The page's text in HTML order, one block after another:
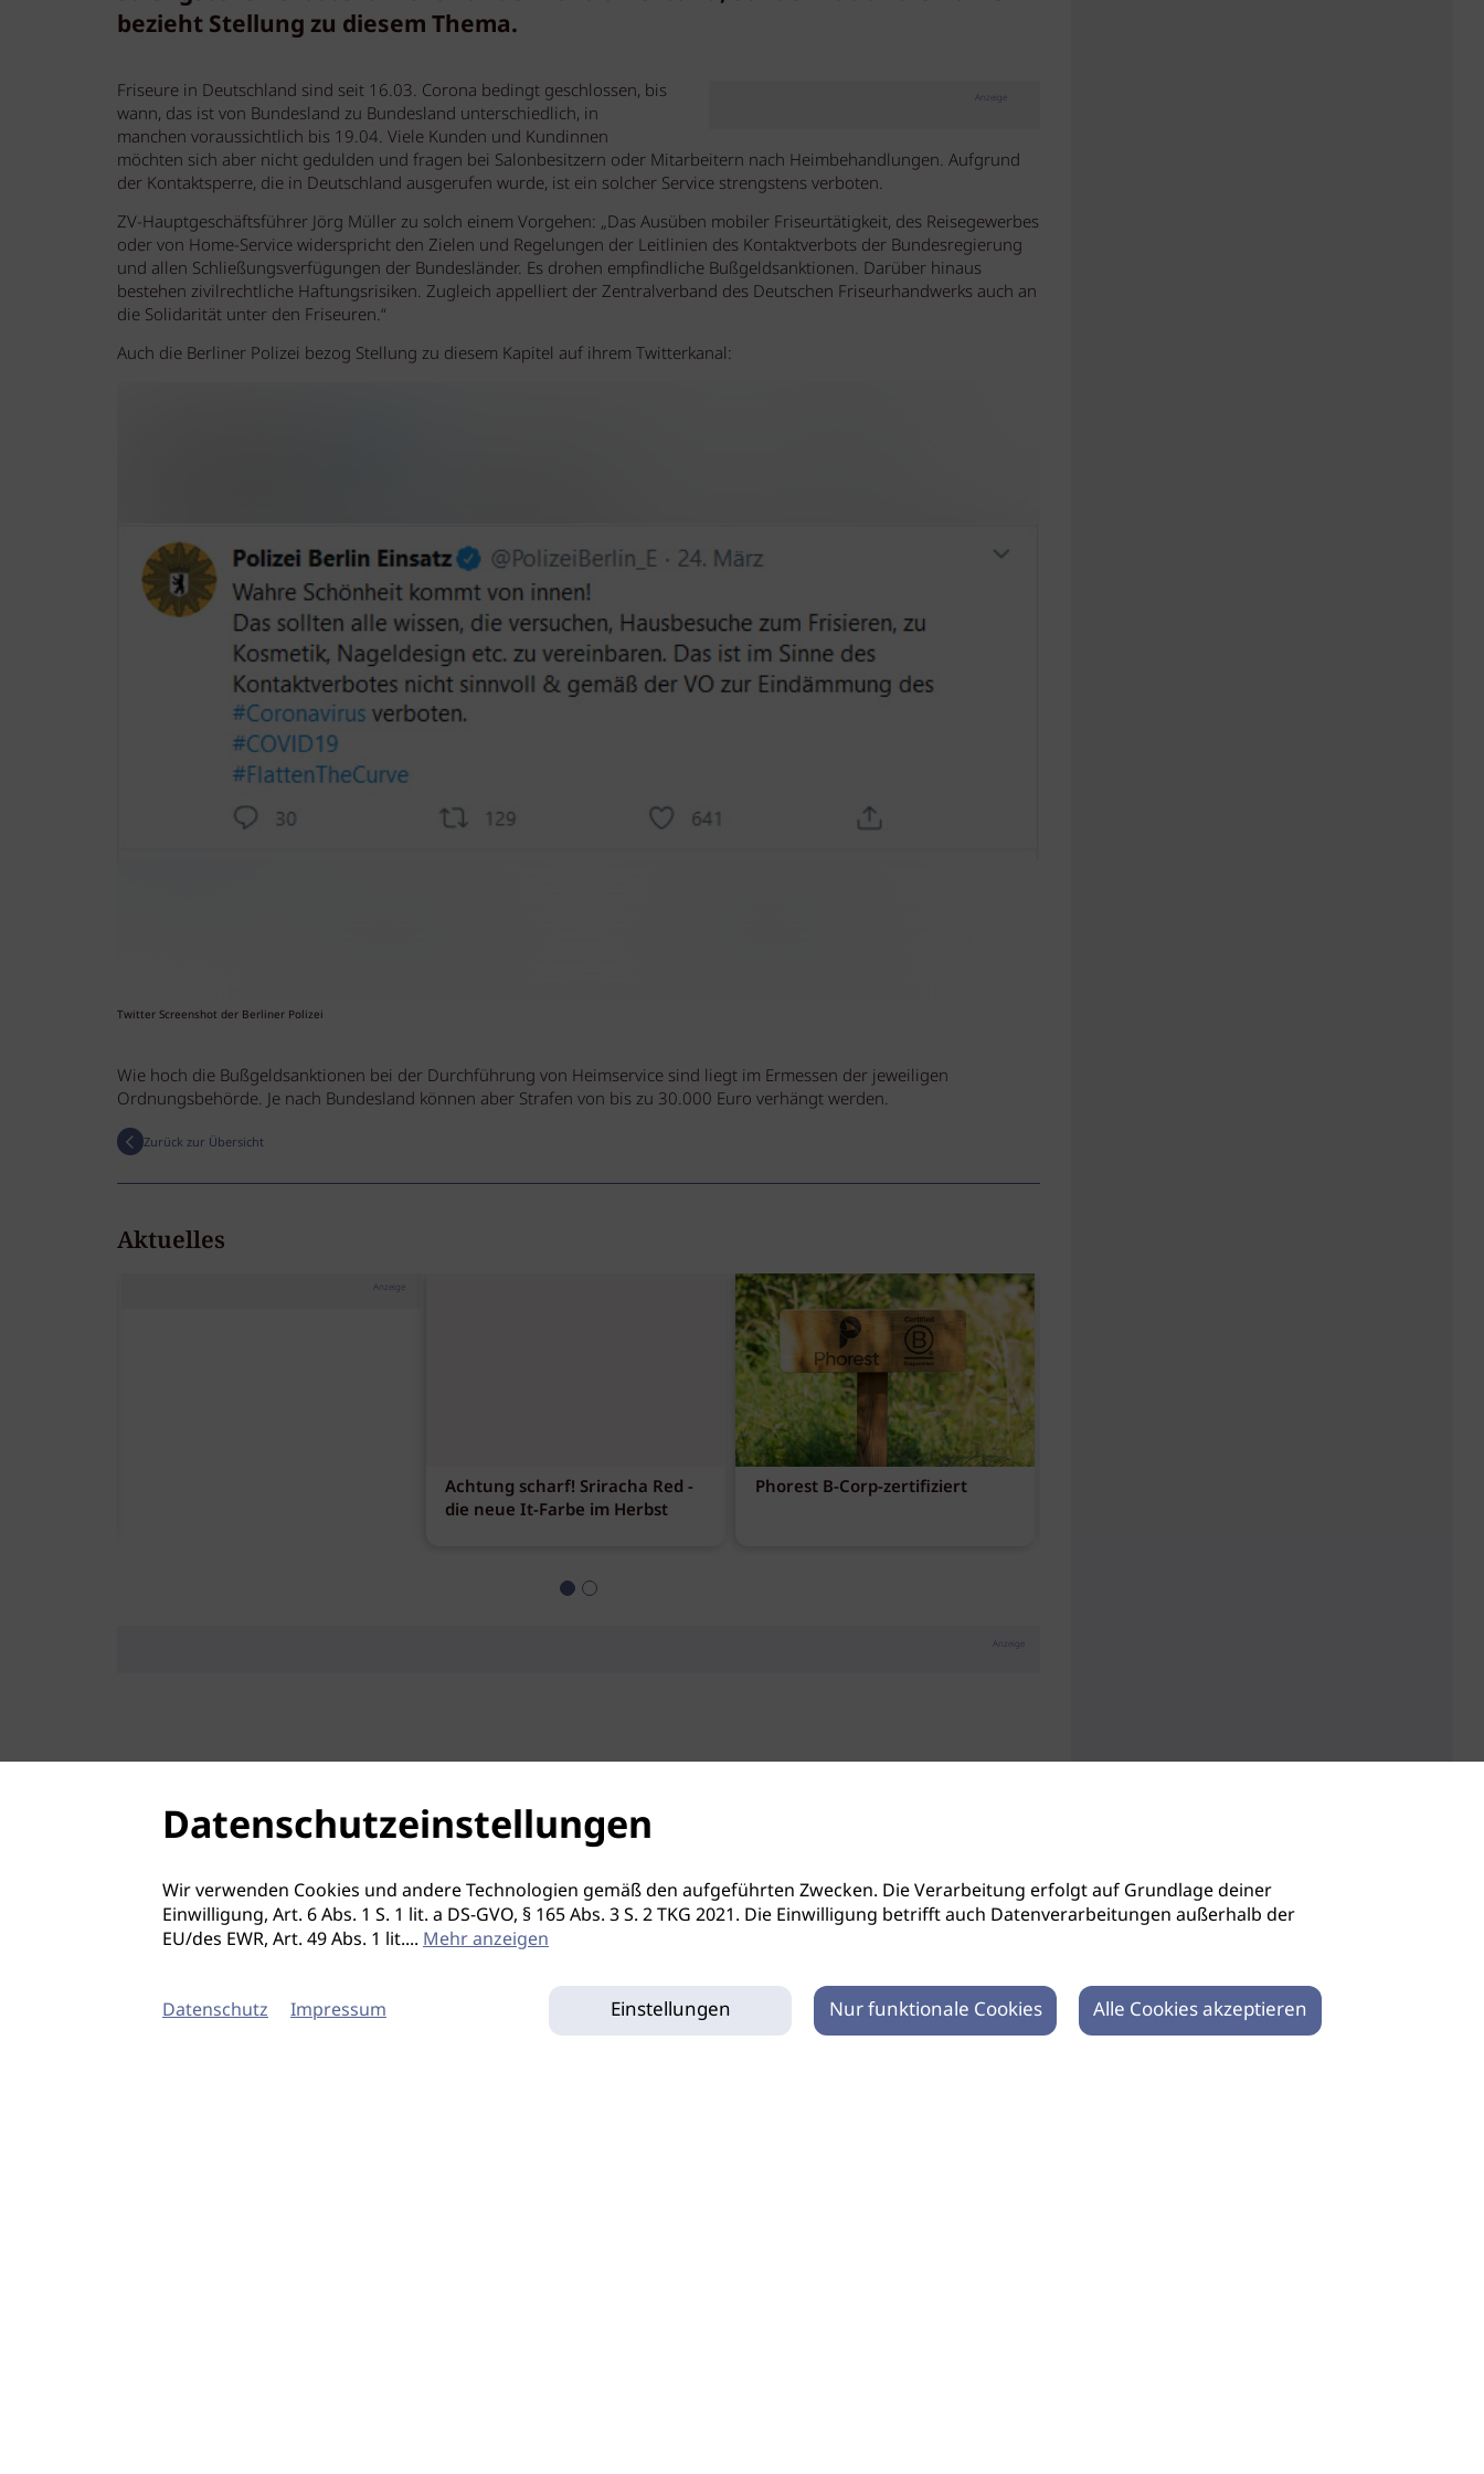
bezieht Stellung zu diesem Thema.
Anzeige
Friseure in Deutschland sind seit 16.03. Corona bedingt geschlossen, bis
wann, das ist von Bundesland zu Bundesland unterschiedlich, in
manchen voraussichtlich bis 19.04. Viele Kunden und Kundinnen
möchten sich aber nicht gedulden und fragen bei Salonbesitzern oder Mitarbeitern nach Heimbehandlungen. Aufgrund
der Kontaktsperre, die in Deutschland ausgerufen wurde, ist ein solcher Service strengstens verboten.
ZV-Hauptgeschäftsführer Jörg Müller zu solch einem Vorgehen: „Das Ausüben mobiler Friseurtätigkeit, des Reisegewerbes
oder von Home-Service widerspricht den Zielen und Regelungen der Leitlinien des Kontaktverbots der Bundesregierung
und allen Schließungsverfügungen der Bundesländer. Es drohen empfindliche Bußgeldsanktionen. Darüber hinaus
bestehen zivilrechtliche Haftungsrisiken. Zugleich appelliert der Zentralverband des Deutschen Friseurhandwerks auch an
die Solidarität unter den Friseuren.“
Auch die Berliner Polizei bezog Stellung zu diesem Kapitel auf ihrem Twitterkanal:
Twitter Screenshot der Berliner Polizei
Wie hoch die Bußgeldsanktionen bei der Durchführung von Heimservice sind liegt im Ermessen der jeweiligen
Ordnungsbehörde. Je nach Bundesland können aber Strafen von bis zu 30.000 Euro verhängt werden.
Zurück zur Übersicht
Aktuelles
Anzeige
Achtung scharf! Sriracha Red -
die neue It-Farbe im Herbst
Phorest B-Corp-zertifiziert
Anzeige
Datenschutzeinstellungen
Wir verwenden Cookies und andere Technologien gemäß den aufgeführten Zwecken. Die Verarbeitung erfolgt auf Grundlage deiner
Einwilligung, Art. 6 Abs. 1 S. 1 lit. a DS-GVO, § 165 Abs. 3 S. 2 TKG 2021. Die Einwilligung betrifft auch Datenverarbeitungen außerhalb der
EU/des EWR, Art. 49 Abs. 1 lit.... Mehr anzeigen
Datenschutz Impressum Einstellungen Nur funktionale Cookies Alle Cookies akzeptieren